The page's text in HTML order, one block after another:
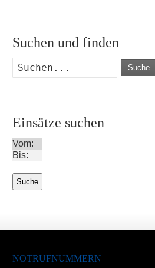
Suchen und finden
Suche
Einsätze suchen
Vom:
Bis:
NOTRUFNUMMERN